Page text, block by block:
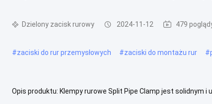
Dzielony zacisk rurowy 2024-11-12 479
#zaciski do rur przemysłowych #zaciski do montażu rur #
Opis produktu: Klempy rurowe Split Pipe Clamp jest solidnym